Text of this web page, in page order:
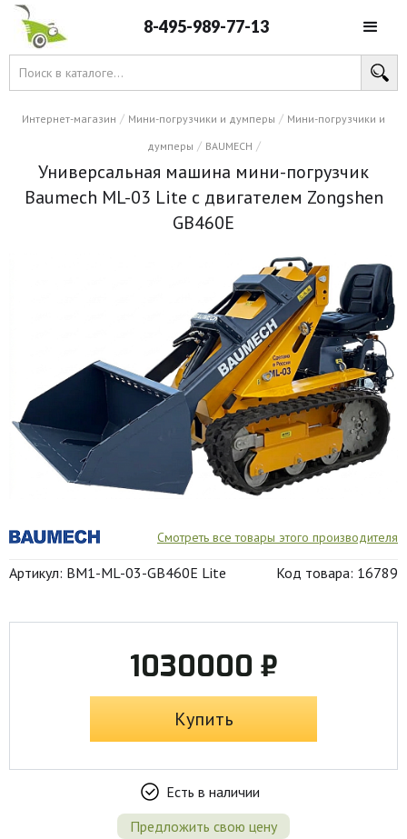
8-495-989-77-13
Интернет-магазин / Мини-погрузчики и думперы / Мини-погрузчики и
думперы / BAUMECH /
Универсальная машина мини-погрузчик
Baumech ML-03 Lite с двигателем Zongshen
GB460E
Смотреть все товары этого производителя
Артикул: BM1-ML-03-GB460E Lite Код товара: 16789
1030000 ₽
Купить
Есть в наличии
Предложить свою цену